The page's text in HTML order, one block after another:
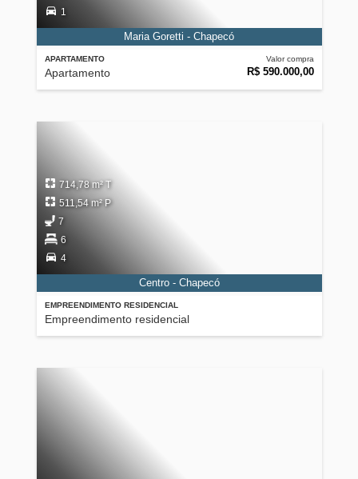
APARTAMENTO
Apartamento
Valor compra
R$ 590.000,00
1
Maria Goretti - Chapecó
EMPREENDIMENTO RESIDENCIAL
Empreendimento residencial
714,78 m² T
511,54 m² P
7
6
4
Centro - Chapecó